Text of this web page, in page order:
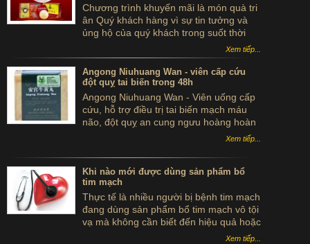
Chương trình khuyến mãi là món quà tri
ân Quý khách hàng vì sự tin tưởng và
ủng hộ của quý khách trong suốt thời
Xem tiếp...
Angong Niuhuang Wan - viên cấp cứu
đột quỵ tai biến trong 48h
Angong Niuhuang Wan - Viên uống cấp
cứu, hỗ trợ điều trị tai biến mạch máu
não, đột quỵ an cung ngưu hoàng hoàn
hộp gỗ màu xanh bắc kinh đồng nhân
Xem tiếp...
Khi nào mới được dùng sản phẩm bổ
tim mạch
Thực tế là nhiều người bị bệnh tim mạch
đang dùng sản phẩm bổ tim mạch vô tội
vạ mà không cần biết đến hiệu quả hoặc
tác dụng của sản phẩm. Vậy bệnh nhân
Xem tiếp...